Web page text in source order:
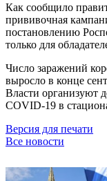
Как сообщило
прививочная
постановлению
только для
Число заражений
выросло в конце
Власти организуют
COVID-19 в
Версия для печати
Все новости